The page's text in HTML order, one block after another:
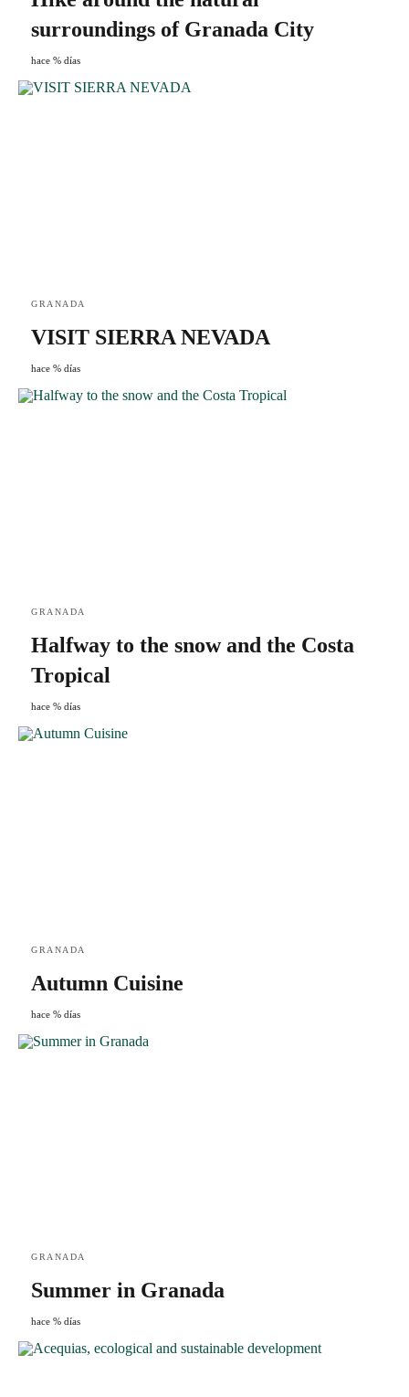
surroundings of Granada City
hace % días
GRANADA
VISIT SIERRA NEVADA
hace % días
GRANADA
Halfway to the snow and the Costa
Tropical
hace % días
GRANADA
Autumn Cuisine
hace % días
GRANADA
Summer in Granada
hace % días